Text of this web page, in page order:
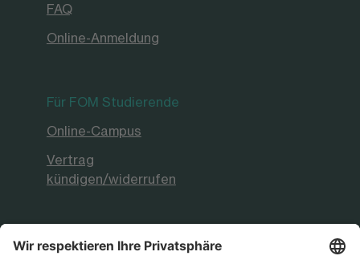
FAQ
Online-Anmeldung
Für FOM Studierende
Online-Campus
Vertrag
kündigen/widerrufen
FOM Hochschule